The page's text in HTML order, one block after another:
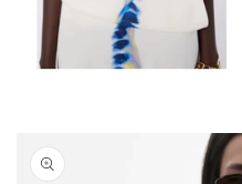
informazioni
sul prodotto